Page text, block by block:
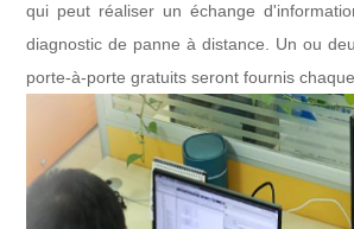
qui peut réaliser un échange
diagnostic de panne à distance. Un ou
porte-à-porte gratuits seront fournis